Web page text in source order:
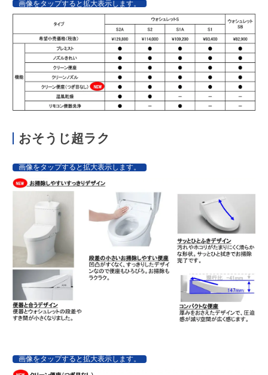
画像をタップすると拡大表示します。
おそうじ超ラク
画像をタップすると拡大表示します。
画像をタップすると拡大表示します。